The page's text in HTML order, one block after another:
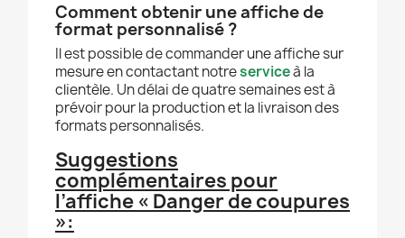
Comment obtenir une affiche de
format personnalisé ?
Il est possible de commander une affiche sur
mesure en contactant notreserviceà la
clientèle. Un délai de quatre semaines est à
prévoir pour la production et la livraison des
formats personnalisés.
Suggestions
complémentaires pour
l’affiche « Danger de coupures
»: